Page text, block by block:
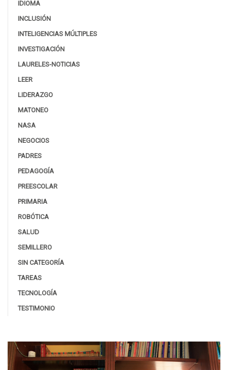
IDIOMA
INCLUSIÓN
INTELIGENCIAS MÚLTIPLES
INVESTIGACIÓN
LAURELES-NOTICIAS
LEER
LIDERAZGO
MATONEO
NASA
NEGOCIOS
PADRES
PEDAGOGÍA
PREESCOLAR
PRIMARIA
ROBÓTICA
SALUD
SEMILLERO
SIN CATEGORÍA
TAREAS
TECNOLOGÍA
TESTIMONIO